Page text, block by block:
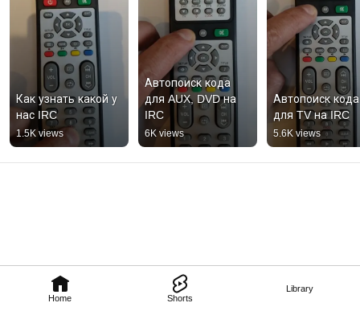
Home Shorts
Library
Как узнать какой у
нас IRC
1.5K views
Автопоиск кода
для AUX, DVD на
IRC
6K views
Автопоиск кода
для TV на IRC
5.6K views